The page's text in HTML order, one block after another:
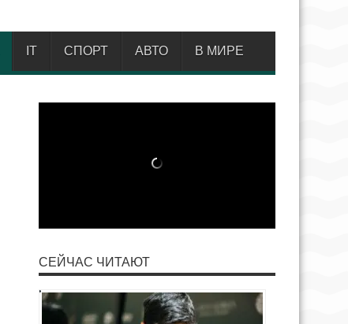
IT СПОРТ АВТО В МИРЕ
СЕЙЧАС ЧИТАЮТ